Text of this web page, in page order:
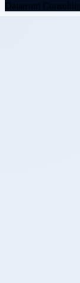
Datateam